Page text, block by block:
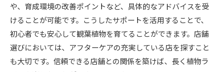
や、育成環境の改善ポイントなど、具体的なアドバイスを受
けることが可能です。こうしたサポートを活用することで、
初心者でも安心して観葉植物を育てることができます。店舗
選びにおいては、アフターケアの充実している店を探すこと
も大切です。信頼できる店舗との関係を築けば、長く植物ラ